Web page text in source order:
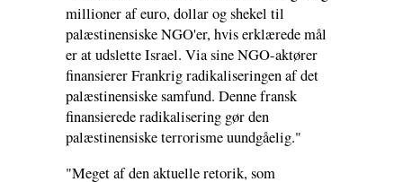
millioner af euro, dollar og shekel til
palæstinensiske NGO'er, hvis erklærede mål
er at udslette Israel. Via sine NGO-aktører
finansierer Frankrig radikaliseringen af det
palæstinensiske samfund. Denne fransk
finansierede radikalisering gør den
palæstinensiske terrorisme uundgåelig."
"Meget af den aktuelle retorik, som